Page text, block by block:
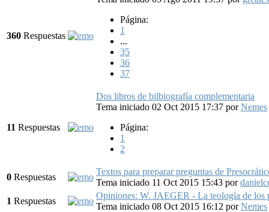
360 Respuestas
Página:
1
...
35
36
37
11 Respuestas
Dos libros de bilbiografía complementaria
Tema iniciado 02 Oct 2015 17:37 porNemes
Página:
1
2
0 Respuestas
Textos para preparar preguntas de
Tema iniciado 11 Oct 2015 15:43 por
1 Respuestas
Opiniones: W. JAEGER - La teología de los
Tema iniciado 08 Oct 2015 16:12 porNemes